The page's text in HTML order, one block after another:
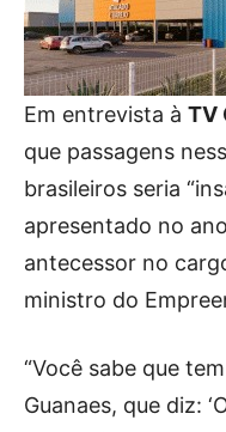
Em entrevista à TV
que passagens
brasileiros seria
apresentado no
antecessor no
ministro do
“Você sabe que
Guanaes, que diz: